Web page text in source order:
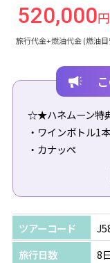
520,000
旅行代金+燃油代金 (燃油
☆★ハネムーン特
・ワインボトル1本
・カナッペ
・ビーチバッグ1個
・キャンドルラ
【2025年5月1日
30日】限定
・1泊につき100ユ
ツアーコード
旅行日数
8